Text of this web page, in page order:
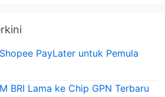
PayLater untuk Pemula
BRI Lama ke Chip GPN Terbaru